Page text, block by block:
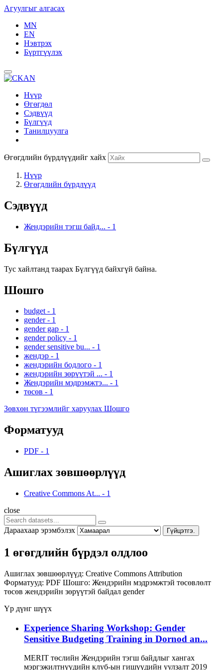
Агуулгыг алгасах
MN
EN
Нэвтрэх
Бүртгүүлэх
Нүүр
Өгөгдөл
Сэдвүүд
Бүлгүүд
Танилцуулга
Өгөгдлийн бүрдлүүдийг хайх
Нүүр
Өгөгдлийн бүрдлүүд
Сэдвүүд
Жендэрийн тэгш байд... - 1
Бүлгүүд
Тус хайлтанд таарах Бүлгүүд байхгүй байна.
Шошго
budget - 1
gender - 1
gender gap - 1
gender policy - 1
gender sensitive bu... - 1
жендэр - 1
жендэрийн бодлого - 1
жендэрийн зөрүүтэй ... - 1
Жендэрийн мэдрэмжтэ... - 1
төсөв - 1
Зөвхөн түгээмлийг харуулах Шошго
Форматууд
PDF - 1
Ашиглах зөвшөөрлүүд
Creative Commons At... - 1
close
Дараахаар эрэмбэлэх Гүйцэтгэ.
1 өгөгдлийн бүрдэл олдлоо
Ашиглах зөвшөөрлүүд: Creative Commons Attribution
Форматууд: PDF Шошго: Жендэрийн мэдрэмжтэй төсөвлөлт
төсөв жендэрийн зөрүүтэй байдал gender
Үр дүнг шүүх
Experience Sharing Workshop: Gender
Sensitive Budgeting Training in Dornod an...
MERIT төслийн Жендэрийн тэгш байдлыг хангах
мэргэжилтнүүдийн клуб-ын гишүүдийн уулзалт 2019